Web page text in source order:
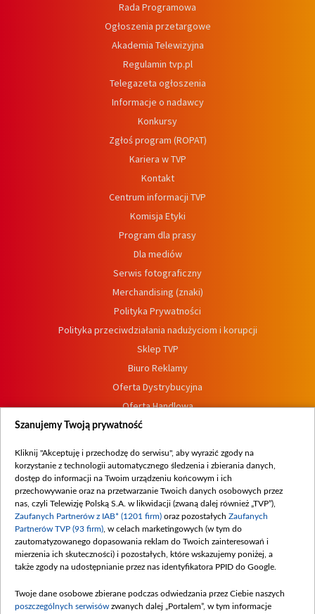
Rada Programowa
Ogłoszenia przetargowe
Akademia Telewizyjna
Regulamin tvp.pl
Telegazeta ogłoszenia
Informacje o nadawcy
Konkursy
Zgłoś program (ROPAT)
Kariera w TVP
Kontakt
Centrum informacji TVP
Komisja Etyki
Program dla prasy
Dla mediów
Serwis fotograficzny
Merchandising (znaki)
Polityka Prywatności
Polityka przeciwdziałania nadużyciom i korupcji
Sklep TVP
Biuro Reklamy
Oferta Dystrybucyjna
Oferta Handlowa
Dostępność
Procedura zgłoszeń wewnętrznych
Szanujemy Twoją prywatność
Kliknij "Akceptuję i przechodzę do serwisu", aby wyrazić zgody na
korzystanie z technologii automatycznego śledzenia i zbierania danych,
dostęp do informacji na Twoim urządzeniu końcowym i ich
przechowywanie oraz na przetwarzanie Twoich danych osobowych przez
nas, czyli Telewizję Polską S.A. w likwidacji (zwaną dalej również „TVP”),
Zaufanych Partnerów z IAB* (1201 firm) oraz pozostałych Zaufanych
Partnerów TVP (93 firm) , w celach marketingowych (w tym do
zautomatyzowanego dopasowania reklam do Twoich zainteresowań i
mierzenia ich skuteczności) i pozostałych, które wskazujemy poniżej, a
także zgody na udostępnianie przez nas identyfikatora PPID do Google.
Twoje dane osobowe zbierane podczas odwiedzania przez Ciebie naszych
poszczególnych serwisów zwanych dalej „Portalem”, w tym informacje